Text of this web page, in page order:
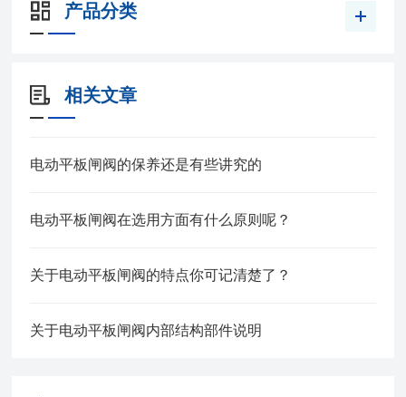
产品分类
相关文章
电动平板闸阀的保养还是有些讲究的
电动平板闸阀在选用方面有什么原则呢？
关于电动平板闸阀的特点你可记清楚了？
关于电动平板闸阀内部结构部件说明